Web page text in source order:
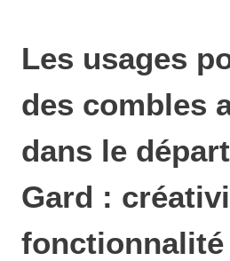
Les usages
des combles
dans le
Gard :
fonctionnalité